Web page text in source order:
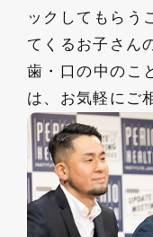
ックしてもらう
てくるお子さん
歯・口の中のこ
は、お気軽にご